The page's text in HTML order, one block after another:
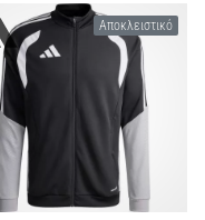
Αποκλειστικό